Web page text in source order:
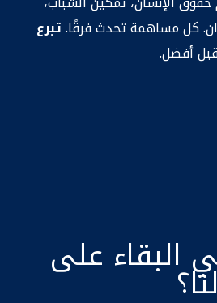
كل مساهمة تحدث فرقًا.تبرع
أفضل.
البقاء على